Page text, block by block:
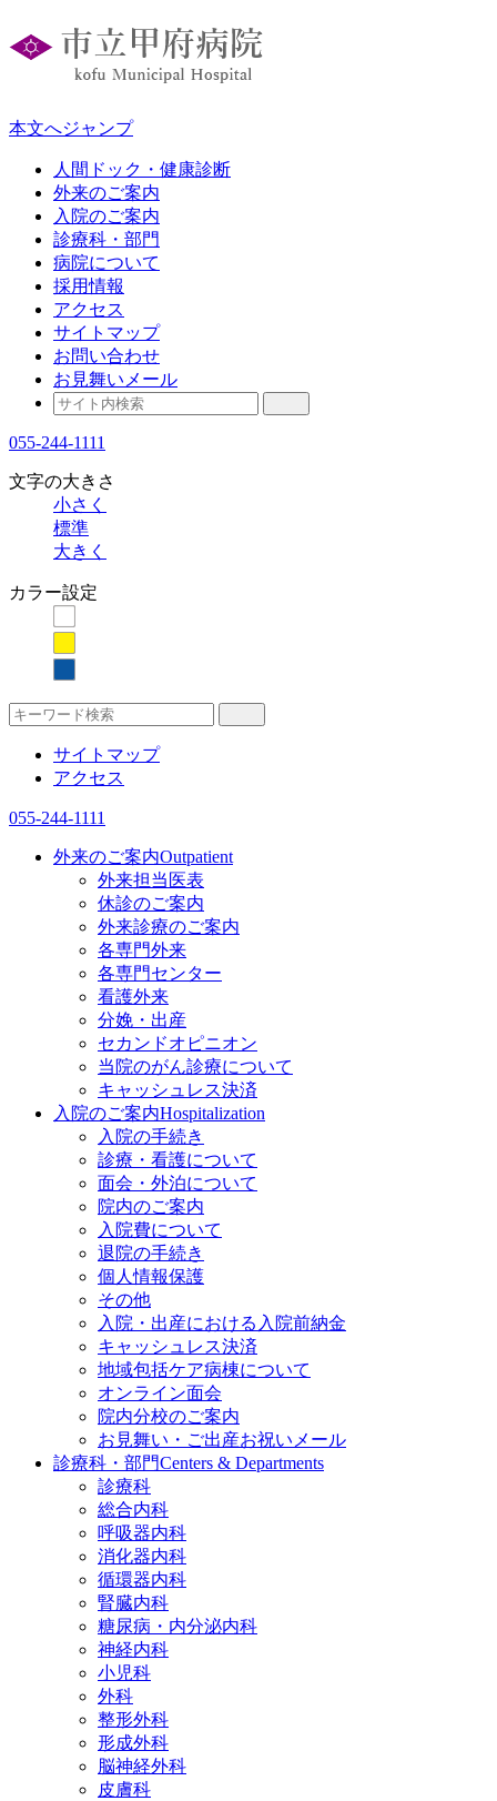
本文へジャンプ
人間ドック・健康診断
外来のご案内
入院のご案内
診療科・部門
病院について
採用情報
アクセス
サイトマップ
お問い合わせ
お見舞いメール
055-244-1111
文字の大きさ
小さく
標準
大きく
カラー設定
サイトマップ
アクセス
055-244-1111
外来のご案内Outpatient
外来担当医表
休診のご案内
外来診療のご案内
各専門外来
各専門センター
看護外来
分娩・出産
セカンドオピニオン
当院のがん診療について
キャッシュレス決済
入院のご案内Hospitalization
入院の手続き
診療・看護について
面会・外泊について
院内のご案内
入院費について
退院の手続き
個人情報保護
その他
入院・出産における入院前納金
キャッシュレス決済
地域包括ケア病棟について
オンライン面会
院内分校のご案内
お見舞い・ご出産お祝いメール
診療科・部門Centers & Departments
診療科
総合内科
呼吸器内科
消化器内科
循環器内科
腎臓内科
糖尿病・内分泌内科
神経内科
小児科
外科
整形外科
形成外科
脳神経外科
皮膚科